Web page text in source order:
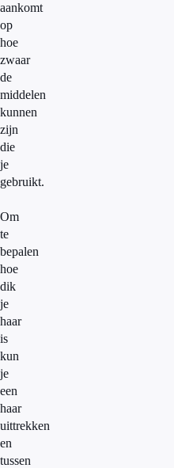
aankomt
op
hoe
zwaar
de
middelen
kunnen
zijn
die
je
gebruikt.
Om
te
bepalen
hoe
dik
je
haar
is
kun
je
een
haar
uittrekken
en
tussen